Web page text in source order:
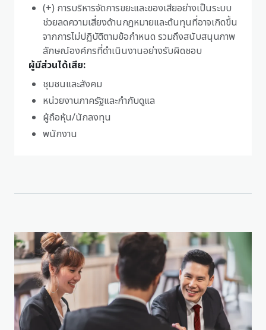
(+) การบริหารจัดการขยะและของเสียอย่างเป็นระบบ
ช่วยลดความเสี่ยงด้านกฎหมายและต้นทุนที่อาจเกิดขึ้น
จากการไม่ปฏิบัติตามข้อกำหนด รวมถึงสนับสนุนภาพ
ลักษณ์องค์กรที่ดำเนินงานอย่างรับผิดชอบ
ผู้มีส่วนได้เสีย:
ชุมชนและสังคม
หน่วยงานภาครัฐและกำกับดูแล
ผู้ถือหุ้น/นักลงทุน
พนักงาน